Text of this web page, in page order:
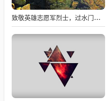
致敬英雄志愿军烈士，过水门仪式展现最高礼遇